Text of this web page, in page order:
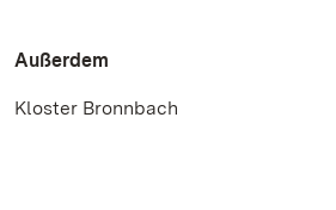
Außerdem
Kloster Bronnbach